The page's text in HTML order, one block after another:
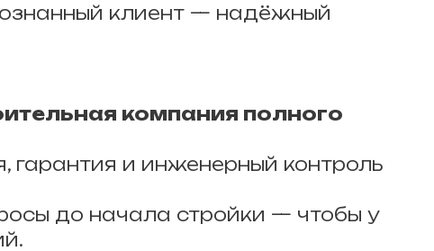
клиент — надёжный
компания полного
и инженерный контроль
до начала стройки — чтобы у